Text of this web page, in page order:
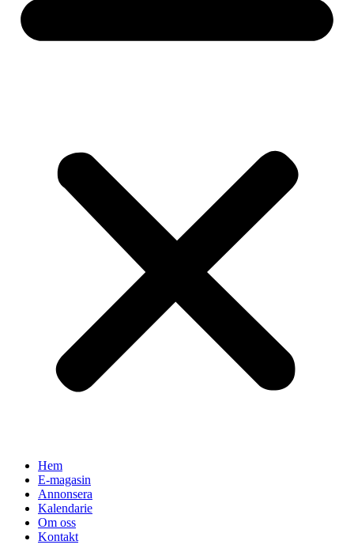
Hem
E-magasin
Annonsera
Kalendarie
Om oss
Kontakt